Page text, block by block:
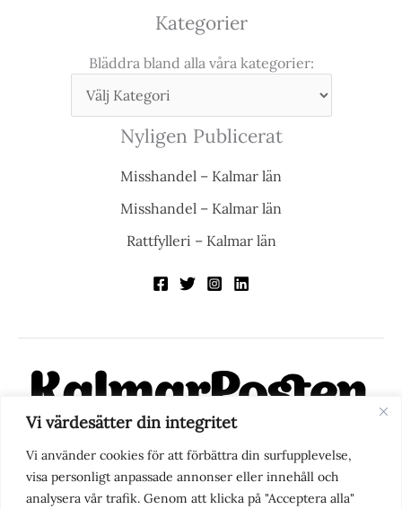
Vi värdesätter din integritet
Vi använder cookies för att förbättra din surfupplevelse,
visa personligt anpassade annonser eller innehåll och
analysera vår trafik. Genom att klicka på "Acceptera alla"
Kategorier
Bläddra bland alla våra kategorier:
Nyligen Publicerat
Misshandel – Kalmar län
Misshandel – Kalmar län
Rattfylleri – Kalmar län
KalmarPosten är en modern lokalnyhetstidning på nätet. Med
fokus på Kalmarregionen, men också med blick för det större
perspektivet, vill vi vara din självklara kanal för nyheter,
berättelser och engagemang. KalmarPosten grundades 1988 och